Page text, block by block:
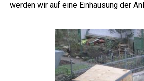
werden wir auf eine Einhausung der